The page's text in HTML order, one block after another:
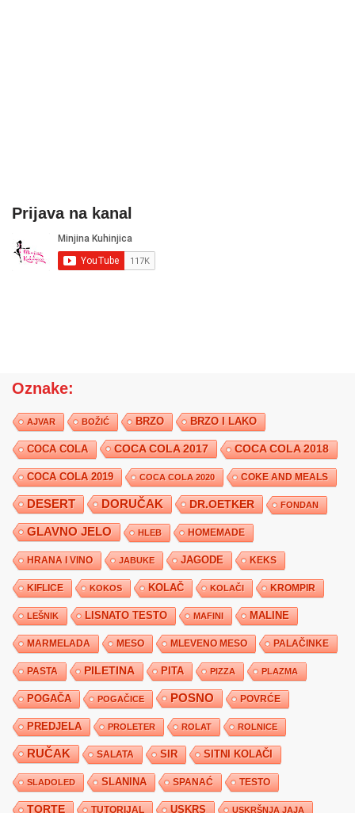
Prijava na kanal
Oznake:
AJVAR BOŽIĆ BRZO BRZO I LAKO
COCA COLA COCA COLA 2017 COCA COLA 2018
COCA COLA 2019 COCA COLA 2020 COKE AND MEALS
DESERT DORUČAK DR.OETKER FONDAN
GLAVNO JELO HLEB HOMEMADE
HRANA I VINO JABUKE JAGODE KEKS
KIFLICE KOKOS KOLAČ KOLAČI KROMPIR
LEŠNIK LISNATO TESTO MAFINI MALINE
MARMELADA MESO MLEVENO MESO PALAČINKE
PASTA PILETINA PITA PIZZA PLAZMA
POGAČA POGAČICE POSNO POVRĆE
PREDJELA PROLETER ROLAT ROLNICE
RUČAK SALATA SIR SITNI KOLAČI
SLADOLED SLANINA SPANAĆ TESTO
TORTE TUTORIJAL USKRS USKRŠNJA JAJA